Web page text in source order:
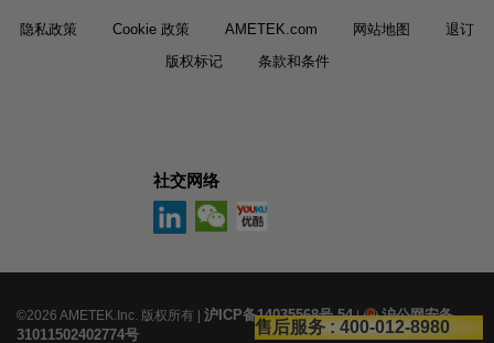
售后服务: 400-012-8980
隐私政策 Cookie 政策 AMETEK.com 网站地图
退订
版权标记
条款和条件
社交网络
©2026 AMETEK.Inc. 版权所有 | 沪ICP备14035568号-54|
沪公网安备
31011502402774号